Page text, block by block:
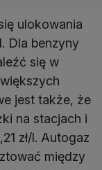
ulokowania
Dla benzyny
się w
jest także, że
na stacjach i
zł/l. Autogaz
między